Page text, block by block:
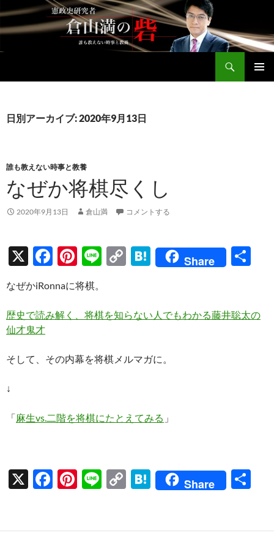
テ
ン
へ
ッ
日別アーカイブ: 2020年9月13日
誰も教えない時事と教養
なぜか将棋尽くし
2020年9月13日 倉山満 コメントする
X
F
e
b
o
Pi
nt
er
es
Li
C
y
n
H
n
Share
なぜかiRonnaに将棋。
歴史で読み解く、将棋を知らない人でもわかる藤井聡太の
仙才鬼才
そして、その内幕を将棋メルマガに。
↓
「麻生vs.二階を将棋にたとえてみる 」
X
F
b
Pi
es
Li
C
y
H
n
Share